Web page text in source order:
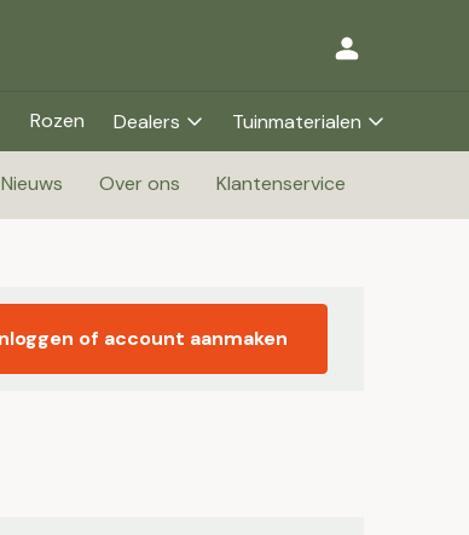
Rozen Dealers Tuinmaterialen
Nieuws Over ons Klantenservice
of account aanmaken